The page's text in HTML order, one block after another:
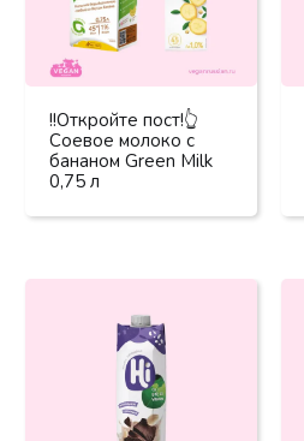
!!Откройте пост!👆
Соевое молоко с
бананом Green Milk
0,75 л